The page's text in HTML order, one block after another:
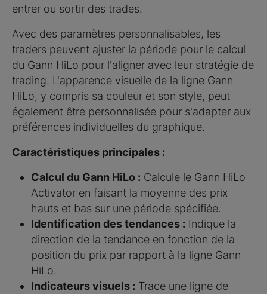
entrer ou sortir des trades.
Avec des paramètres personnalisables, les
traders peuvent ajuster la période pour le calcul
du Gann HiLo pour l'aligner avec leur stratégie de
trading. L'apparence visuelle de la ligne Gann
HiLo, y compris sa couleur et son style, peut
également être personnalisée pour s'adapter aux
préférences individuelles du graphique.
Caractéristiques principales :
Calcul du Gann HiLo : Calcule le Gann HiLo
Activator en faisant la moyenne des prix
hauts et bas sur une période spécifiée.
Identification des tendances : Indique la
direction de la tendance en fonction de la
position du prix par rapport à la ligne Gann
HiLo.
Indicateurs visuels : Trace une ligne de